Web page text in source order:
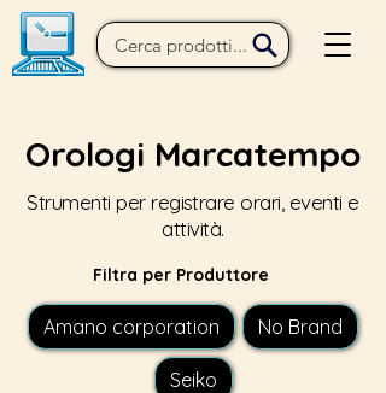
Orologi Marcatempo
Strumenti per registrare orari, eventi e
attività.
Filtra per Produttore
Amano corporation No Brand
Seiko